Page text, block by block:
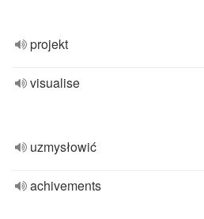
projekt
visualise
uzmysłowić
achivements